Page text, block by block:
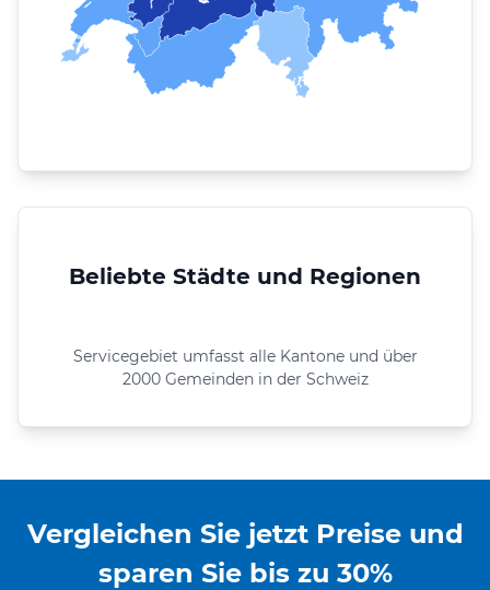
Beliebte Städte und Regionen
Servicegebiet umfasst alle Kantone und über
2000 Gemeinden in der Schweiz
Vergleichen Sie jetzt Preise und
sparen Sie bis zu 30%